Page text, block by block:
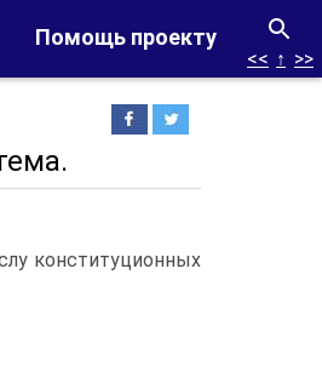
Помощь проекту
<< ↑ >>
конституционных